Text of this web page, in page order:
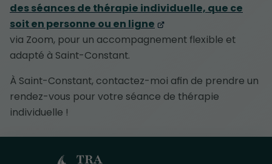
des séances de thérapie individuelle, que ce
soit en personne ou en ligne
via Zoom, pour un accompagnement flexible et
adapté à Saint-Constant.
À Saint-Constant, contactez-moi afin de prendre un
rendez-vous pour votre séance de thérapie
individuelle !